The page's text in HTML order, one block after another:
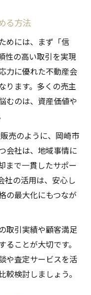
る方法
めには、まず「信
性の高い取引を実現
力に優れた不動産会
ります。多くの売主
むのは、資産価値や
売のように、岡崎市
会社は、地域事情に
まで一貫したサポー
社の活用は、安心し
の最大化にもつなが
取引実績や顧客満足
ことが大切です。
や査定サービスを活
検討しましょう。